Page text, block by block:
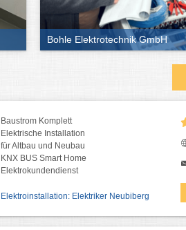
Bohle Elektrotechnik GmbH
Baustrom Komplett
Elektrische Installation
für Altbau und Neubau
KNX BUS Smart Home
Elektrokundendienst
Elektroinstallation: Elektriker Neubiberg